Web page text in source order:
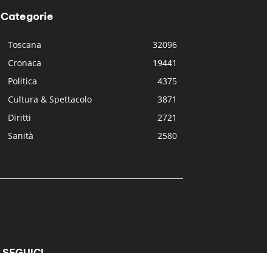
Categorie
Toscana
32096
Cronaca
19441
Politica
4375
Cultura & Spettacolo
3871
Diritti
2721
Sanità
2580